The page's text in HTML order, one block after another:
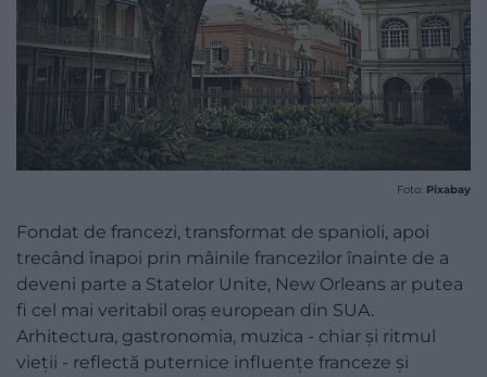
Foto: Pixabay
Fondat de francezi, transformat de spanioli, apoi
trecând înapoi prin mâinile francezilor înainte de a
deveni parte a Statelor Unite, New Orleans ar putea
fi cel mai veritabil oraș european din SUA.
Arhitectura, gastronomia, muzica - chiar și ritmul
vieții - reflectă puternice influențe franceze și